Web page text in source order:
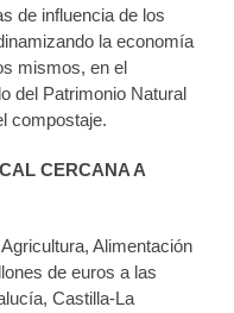
de influencia de los
la economía
mismos, en el
del Patrimonio Natural
compostaje.
CERCANA A
Alimentación
de euros a las
Castilla-La